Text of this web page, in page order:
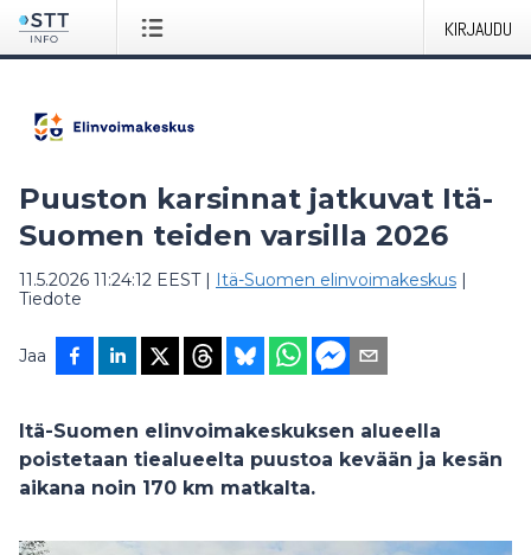
KIRJAUDU
Puuston karsinnat jatkuvat Itä-
Suomen teiden varsilla 2026
11.5.2026 11:24:12 EEST| Itä-Suomen elinvoimakeskus |
Tiedote
Jaa
Itä-Suomen elinvoimakeskuksen alueella
poistetaan tiealueelta puustoa kevään ja kesän
aikana noin 170 km matkalta.